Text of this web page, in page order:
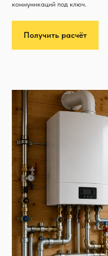
коммуникаций под ключ.
Получить расчёт